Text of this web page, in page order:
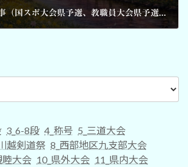
５月の埼剣連行事（国スポ大会県予選、教職員大会県予選、女子講習会）要項
3_6-8段 4_称号 5_三道大会
越剣道祭 8_西部地区九支部大会
睦大会 10_県外大会 11_県内大会